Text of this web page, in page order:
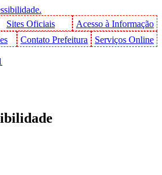
Sites Oficiais
Acesso à Informação
Contato Prefeitura Serviços Online